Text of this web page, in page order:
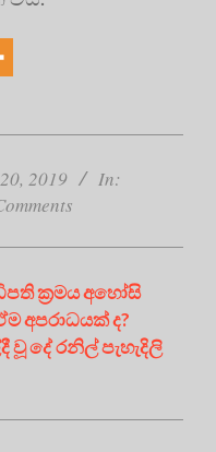
2019
In:
ක්‍රමය අහෝසි
අපරාධයක් ද?
දේ රනිල් පැහැදිලි